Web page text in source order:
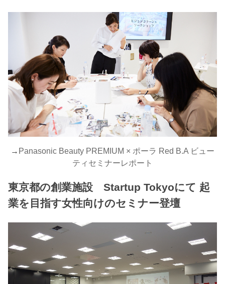
→ Panasonic Beauty PREMIUM × ポーラ Red B.A ビュー
ティセミナーレポート
東京都の創業施設 Startup Tokyoにて 起
業を目指す女性向けのセミナー登壇